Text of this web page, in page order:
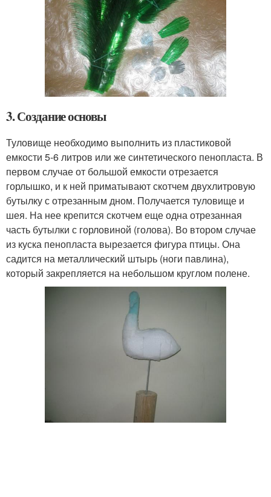
3. Создание основы
Туловище необходимо выполнить из пластиковой
емкости 5-6 литров или же синтетического пенопласта. В
первом случае от большой емкости отрезается
горлышко, и к ней приматывают скотчем двухлитровую
бутылку с отрезанным дном. Получается туловище и
шея. На нее крепится скотчем еще одна отрезанная
часть бутылки с горловиной (голова). Во втором случае
из куска пенопласта вырезается фигура птицы. Она
садится на металлический штырь (ноги павлина),
который закрепляется на небольшом круглом полене.